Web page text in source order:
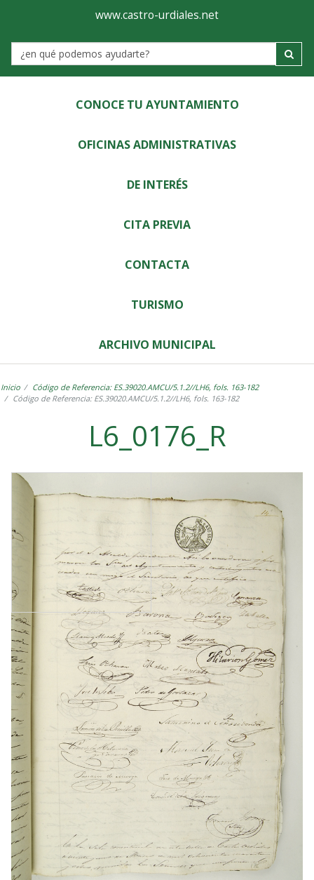
Ayuntamiento
de
Castro-
Urdiales
www.castro-urdiales.net
Label
CONOCE TU AYUNTAMIENTO
OFICINAS ADMINISTRATIVAS
DE INTERÉS
CITA PREVIA
CONTACTA
TURISMO
ARCHIVO MUNICIPAL
Inicio
Código de Referencia: ES.39020.AMCU/5.1.2//LH6, fols. 163-182
Código de Referencia: ES.39020.AMCU/5.1.2//LH6, fols. 163-182
L6_0176_R